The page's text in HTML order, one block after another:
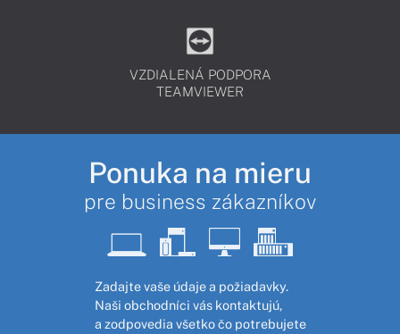
VZDIALENÁ PODPORA
TEAMVIEWER
Ponuka na mieru
pre business zákazníkov
Zadajte vaše údaje a požiadavky.
Naši obchodníci vás kontaktujú,
a zodpovedia všetko čo potrebujete